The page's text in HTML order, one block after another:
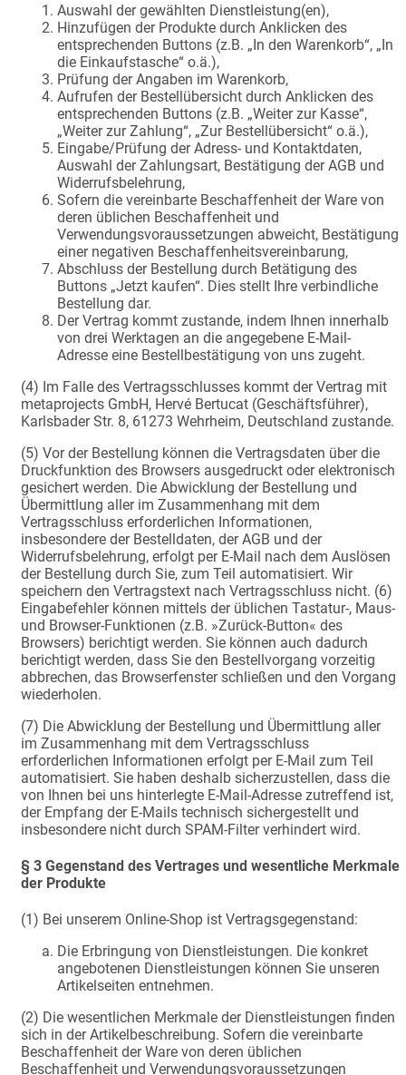
Auswahl der gewählten Dienstleistung(en),
Hinzufügen der Produkte durch Anklicken des
entsprechenden Buttons (z.B. „In den Warenkorb“, „In
die Einkaufstasche“ o.ä.),
Prüfung der Angaben im Warenkorb,
Aufrufen der Bestellübersicht durch Anklicken des
entsprechenden Buttons (z.B. „Weiter zur Kasse“,
„Weiter zur Zahlung“, „Zur Bestellübersicht“ o.ä.),
Eingabe/Prüfung der Adress- und Kontaktdaten,
Auswahl der Zahlungsart, Bestätigung der AGB und
Widerrufsbelehrung,
Sofern die vereinbarte Beschaffenheit der Ware von
deren üblichen Beschaffenheit und
Verwendungsvoraussetzungen abweicht, Bestätigung
einer negativen Beschaffenheitsvereinbarung,
Abschluss der Bestellung durch Betätigung des
Buttons „Jetzt kaufen“. Dies stellt Ihre verbindliche
Bestellung dar.
Der Vertrag kommt zustande, indem Ihnen innerhalb
von drei Werktagen an die angegebene E-Mail-
Adresse eine Bestellbestätigung von uns zugeht.
(4) Im Falle des Vertragsschlusses kommt der Vertrag mit
metaprojects GmbH, Hervé Bertucat (Geschäftsführer),
Karlsbader Str. 8, 61273 Wehrheim, Deutschland zustande.
(5) Vor der Bestellung können die Vertragsdaten über die
Druckfunktion des Browsers ausgedruckt oder elektronisch
gesichert werden. Die Abwicklung der Bestellung und
Übermittlung aller im Zusammenhang mit dem
Vertragsschluss erforderlichen Informationen,
insbesondere der Bestelldaten, der AGB und der
Widerrufsbelehrung, erfolgt per E-Mail nach dem Auslösen
der Bestellung durch Sie, zum Teil automatisiert. Wir
speichern den Vertragstext nach Vertragsschluss nicht. (6)
Eingabefehler können mittels der üblichen Tastatur-, Maus-
und Browser-Funktionen (z.B. »Zurück-Button« des
Browsers) berichtigt werden. Sie können auch dadurch
berichtigt werden, dass Sie den Bestellvorgang vorzeitig
abbrechen, das Browserfenster schließen und den Vorgang
wiederholen.
(7) Die Abwicklung der Bestellung und Übermittlung aller
im Zusammenhang mit dem Vertragsschluss
erforderlichen Informationen erfolgt per E-Mail zum Teil
automatisiert. Sie haben deshalb sicherzustellen, dass die
von Ihnen bei uns hinterlegte E-Mail-Adresse zutreffend ist,
der Empfang der E-Mails technisch sichergestellt und
insbesondere nicht durch SPAM-Filter verhindert wird.
§ 3 Gegenstand des Vertrages und wesentliche Merkmale
der Produkte
(1) Bei unserem Online-Shop ist Vertragsgegenstand:
Die Erbringung von Dienstleistungen. Die konkret
angebotenen Dienstleistungen können Sie unseren
Artikelseiten entnehmen.
(2) Die wesentlichen Merkmale der Dienstleistungen finden
sich in der Artikelbeschreibung. Sofern die vereinbarte
Beschaffenheit der Ware von deren üblichen
Beschaffenheit und Verwendungsvoraussetzungen